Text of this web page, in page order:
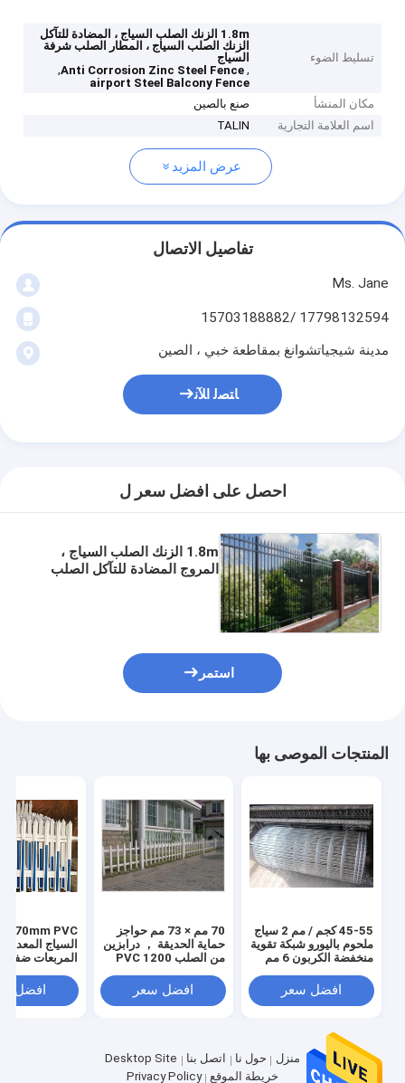
تسليط الضوء
1.8m الزنك الصلب السياج ، المضادة للتآكل
الزنك الصلب السياج ، المطار الصلب شرفة
السياج
,
Anti Corrosion Zinc Steel Fence
,
airport Steel Balcony Fence
مكان المنشأ
صنع بالصين
اسم العلامة التجارية
TALIN
عرض المزيد
تفاصيل الاتصال
Ms. Jane
17798132594 /15703188882
مدينة شيجياتشوانغ بمقاطعة خبي ، الصين
ﺎﺘﺼﻟ ﺍﻶﻧ
احصل على افضل سعر ل
1.8m الزنك الصلب السياج ،
المروج المضادة للتآكل الصلب
استمر
المنتجات الموصى بها
45-55 كجم / مم 2 سياج
ملحوم باليورو شبكة تقوية
منخفضة الكربون 6 مم
افضل سعر
70 مم × 73 مم حواجز
حماية الحديقة ， درابزين
من الصلب PVC 1200
افضل سعر
السياج
المربعات ضفة
افضل
منزل حول نا اتصل بنا
Desktop Site
خريطة الموقع
Privacy Policy